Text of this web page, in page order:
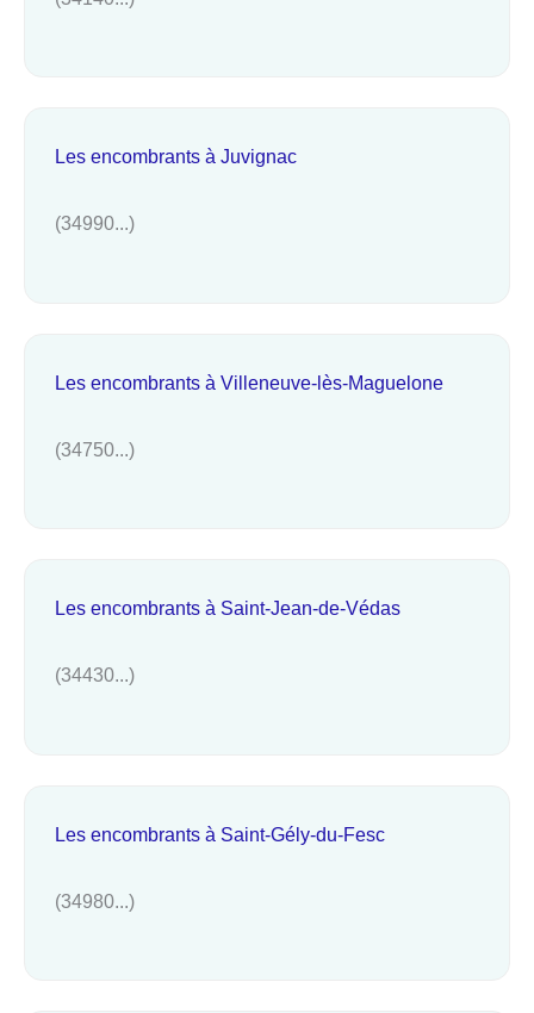
Les encombrants à Juvignac
(34990...)
Les encombrants à Villeneuve-lès-Maguelone
(34750...)
Les encombrants à Saint-Jean-de-Védas
(34430...)
Les encombrants à Saint-Gély-du-Fesc
(34980...)